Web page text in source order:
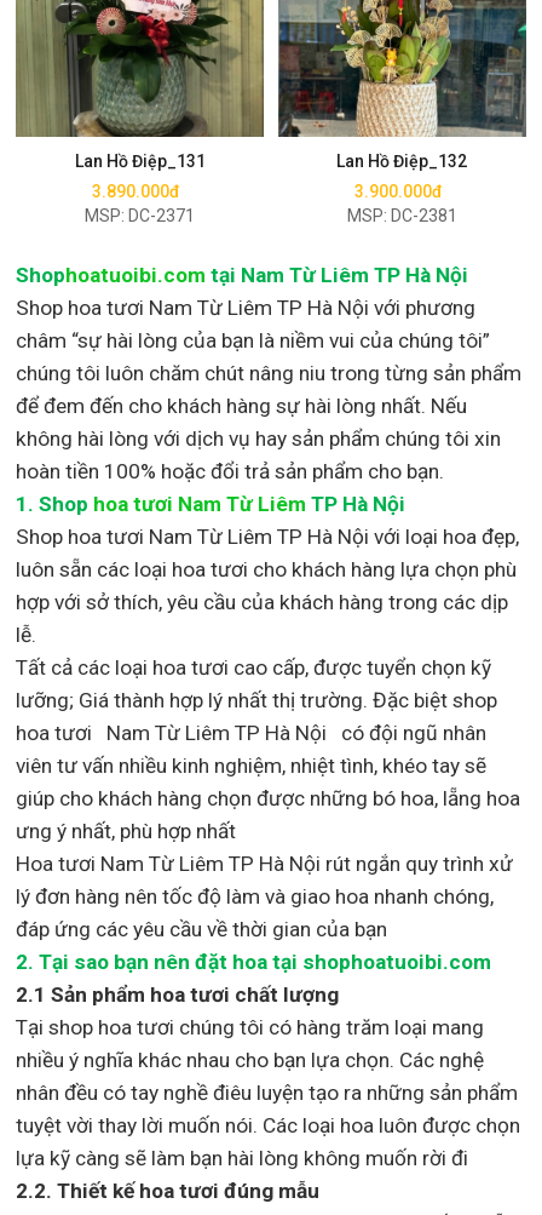
Lan Hồ Điệp_131
3.890.000đ
MSP: DC-2371
Mua ngay
Lan Hồ Điệp_132
3.900.000đ
MSP: DC-2381
Mua ngay
Shophoatuoibi.com tại Nam Từ Liêm TP Hà Nội
Shop hoa tươi Nam Từ Liêm TP Hà Nội với phương
châm “sự hài lòng của bạn là niềm vui của chúng tôi”
chúng tôi luôn chăm chút nâng niu trong từng sản phẩm
để đem đến cho khách hàng sự hài lòng nhất. Nếu
không hài lòng với dịch vụ hay sản phẩm chúng tôi xin
hoàn tiền 100% hoặc đổi trả sản phẩm cho bạn.
1.Shop hoa tươi Nam Từ Liêm TP Hà Nội
Shop hoa tươi Nam Từ Liêm TP Hà Nội với loại hoa đẹp,
luôn sẵn các loại hoa tươi cho khách hàng lựa chọn phù
hợp với sở thích, yêu cầu của khách hàng trong các dịp
lễ.
Tất cả các loại hoa tươi cao cấp, được tuyển chọn kỹ
lưỡng; Giá thành hợp lý nhất thị trường. Đặc biệt shop
hoa tươi Nam Từ Liêm TP Hà Nội
có đội ngũ nhân
viên tư vấn nhiều kinh nghiệm, nhiệt tình, khéo tay sẽ
giúp cho khách hàng chọn được những bó hoa, lẵng hoa
ưng ý nhất, phù hợp nhất
Hoa tươi Nam Từ Liêm TP Hà Nội rút ngắn quy trình xử
lý đơn hàng nên tốc độ làm và giao hoa nhanh chóng,
đáp ứng các yêu cầu về thời gian của bạn
2. Tại sao bạn nên đặt hoa tại shophoatuoibi.com
2.1 Sản phẩm hoa tươi chất lượng
Tại shop hoa tươi chúng tôi có hàng trăm loại mang
nhiều ý nghĩa khác nhau cho bạn lựa chọn. Các nghệ
nhân đều có tay nghề điêu luyện tạo ra những sản phẩm
tuyệt vời thay lời muốn nói. Các loại hoa luôn được chọn
lựa kỹ càng sẽ làm bạn hài lòng không muốn rời đi
2.2. Thiết kế hoa tươi đúng mẫu